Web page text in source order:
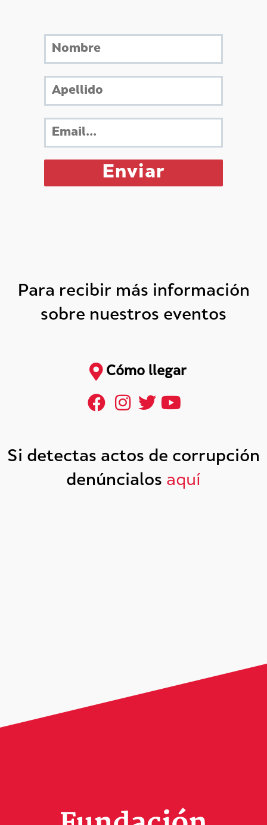
Para recibir más información
sobre nuestros eventos
Cómo llegar
Si detectas actos de corrupción
denúncialos aquí